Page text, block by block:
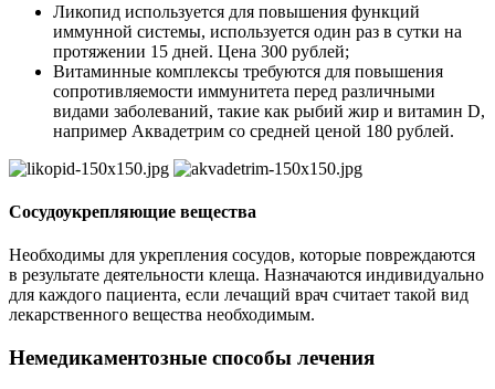
Ликопид используется для повышения функций
иммунной системы, используется один раз в сутки на
протяжении 15 дней. Цена 300 рублей;
Витаминные комплексы требуются для повышения
сопротивляемости иммунитета перед различными
видами заболеваний, такие как рыбий жир и витамин D,
например Аквадетрим со средней ценой 180 рублей.
Сосудоукрепляющие вещества
Необходимы для укрепления сосудов, которые повреждаются
в результате деятельности клеща. Назначаются индивидуально
для каждого пациента, если лечащий врач считает такой вид
лекарственного вещества необходимым.
Немедикаментозные способы лечения